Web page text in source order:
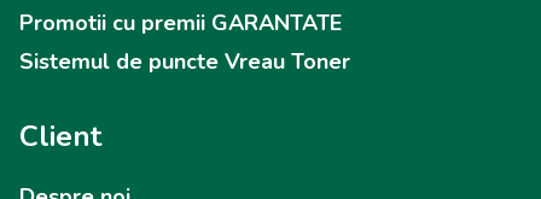
Promotii cu premii GARANTATE
Sistemul de puncte Vreau Toner
Client